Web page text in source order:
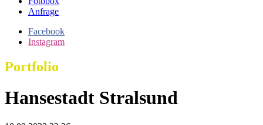
Anfrage
Facebook
Instagram
Portfolio
Hansestadt Stralsund